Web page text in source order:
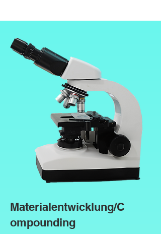
bleibt auch bei niedrigen Temperaturen
erhalten.
Reißfestigkeit
EPDM weist eine gute Reißfestigkeit
auf, was bedeutet, dass es
widerstandsfähig gegenüber Rissen
und mechanischen Belastungen ist.
Dies macht es besonders geeignet für
Anwendungen, bei denen hohe
Beanspruchungen auftreten können.
Verschleißfestigkeit
und Zusammensetzung zeigt EPDM
eine ausgezeichnete
Fahrzeugen eingesetzt.
Bauindustrie
EPDM findet Anwendung in
Dachabdichtungen, Fensterdichtungen,
Fassadenprofilen und anderen
Bauelementen.
Elektroindustrie
Durch seine guten elektrischen
Isolationseigenschaften wird EPDM für
Kabelisolierungen und Dichtungen in
elektrischen Anwendungen genutzt.
Haushaltsgeräte
EPDM wird in Dichtungen und
Dichtungsringen von Haushaltsgeräten
Materialentwicklung/C
ompounding